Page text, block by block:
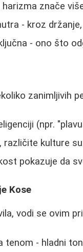
znače
- kroz
- ono što
zanimljivih
(npr.
različite kulture
pokazuje da
Kose
vodi se ovim
tenom - hladni